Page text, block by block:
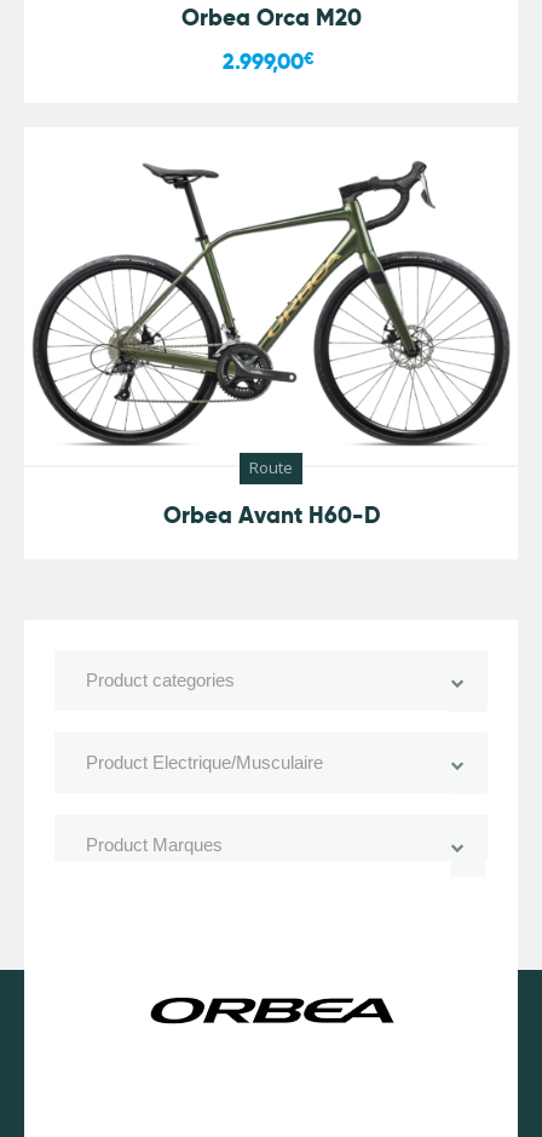
Orbea Orca M20
2.999,00€
Route
Orbea Avant H60-D